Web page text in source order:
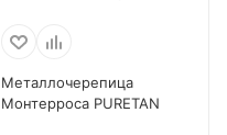
Металлочерепица
Монтерроса PURETAN